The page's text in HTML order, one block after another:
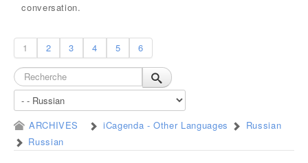
conversation.
1 2 3 4 5 6
ARCHIVES iCagenda - Other Languages
Russian
Russian